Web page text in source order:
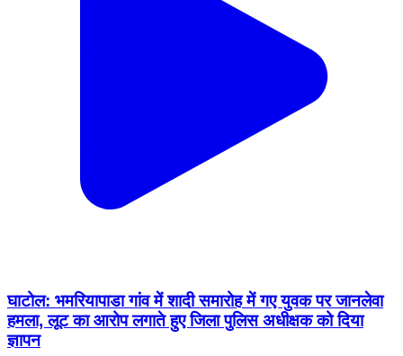
घाटोल: भमरियापाडा गांव में शादी समारोह में गए युवक पर जानलेवा
हमला, लूट का आरोप लगाते हुए जिला पुलिस अधीक्षक को दिया
ज्ञापन